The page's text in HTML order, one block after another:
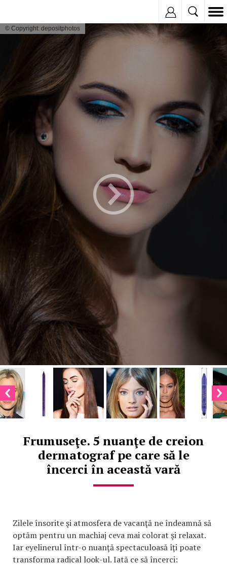
© Copyright: depositphotos
Frumuseţe. 5 nuanţe de creion
dermatograf pe care să le
încerci în această vară
Zilele însorite şi atmosfera de vacanţă ne îndeamnă să
optăm pentru un machiaj ceva mai colorat şi relaxat.
Iar eyelinerul într-o nuanţă spectaculoasă îţi poate
transforma radical look-ul. Iată ce să încerci: